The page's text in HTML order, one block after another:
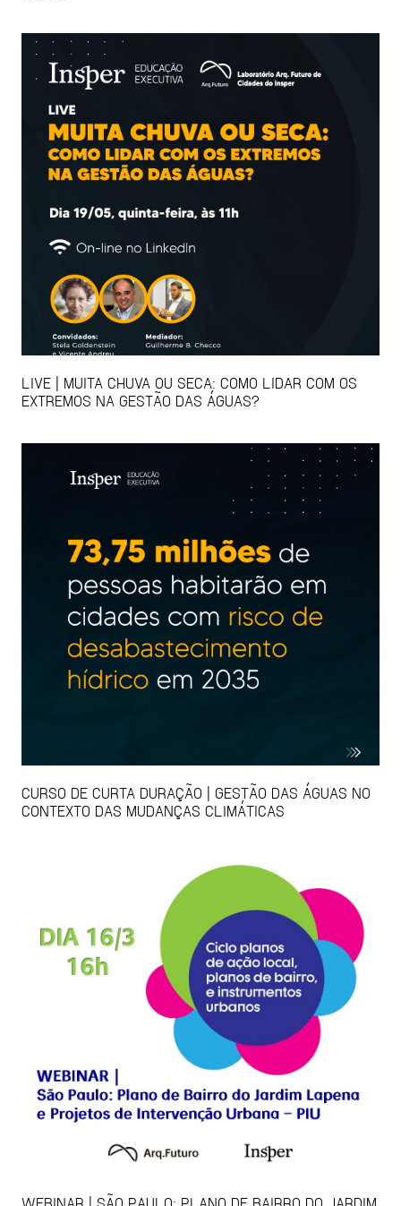
LIVE | MUITA CHUVA OU SECA: COMO LIDAR COM OS
EXTREMOS NA GESTÃO DAS ÁGUAS?
CURSO DE CURTA DURAÇÃO | GESTÃO DAS ÁGUAS NO
CONTEXTO DAS MUDANÇAS CLIMÁTICAS
WEBINAR | SÃO PAULO: PLANO DE BAIRRO DO JARDIM